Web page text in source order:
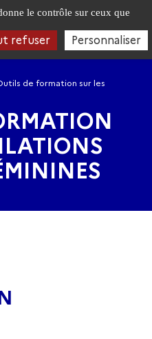
de formation sur les
le contrôle sur ceux que
refuser Personnaliser